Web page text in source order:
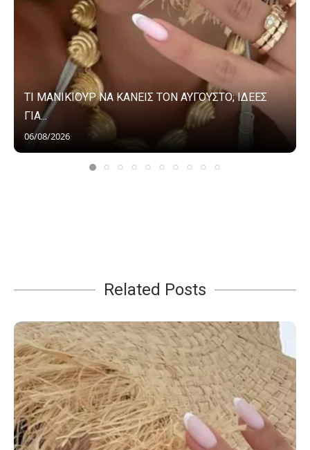
ΤΙ ΜΑΝΙΚΙΟΥΡ ΝΑ ΚΑΝΕΙΣ ΤΟΝ ΑΥΓΟΥΣΤΟ; ΙΔΕΕΣ
ΓΙΑ...
06/08/2026
Related Posts